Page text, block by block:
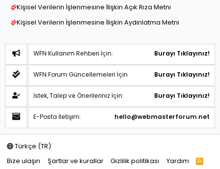
Kişisel Verilerin İşlenmesine İlişkin Açık Rıza Metni
Kişisel Verilerin İşlenmesine İlişkin Aydınlatma Metni
WFN Kullanım Rehberi İçin: Burayı Tıklayınız!
WFN Forum Güncellemeleri İçin Burayı Tıklayınız!
İstek, Talep ve Önerileriniz İçin: Burayı Tıklayınız!
E-Posta İletişim: hello@webmasterforum.net
Türkçe (TR)
Bize ulaşın
Şartlar ve kurallar Gizlilik politikası Yardım
R
S